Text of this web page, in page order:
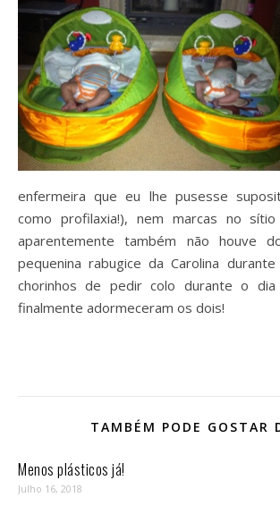
enfermeira que eu lhe pusesse
como profilaxia!), nem marcas no
aparentemente também não houve
pequenina rabugice da Carolina
chorinhos de pedir colo durante o
finalmente adormeceram os dois!
TAMBÉM PODE GOSTAR
Menos plásticos já!
Julho 16, 2018